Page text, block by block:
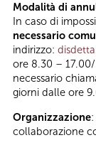
Modalità di
In caso di
necessario
indirizzo:
ore 8.30 –
necessario
giorni dalle ore
Organizzazione:
collaborazione